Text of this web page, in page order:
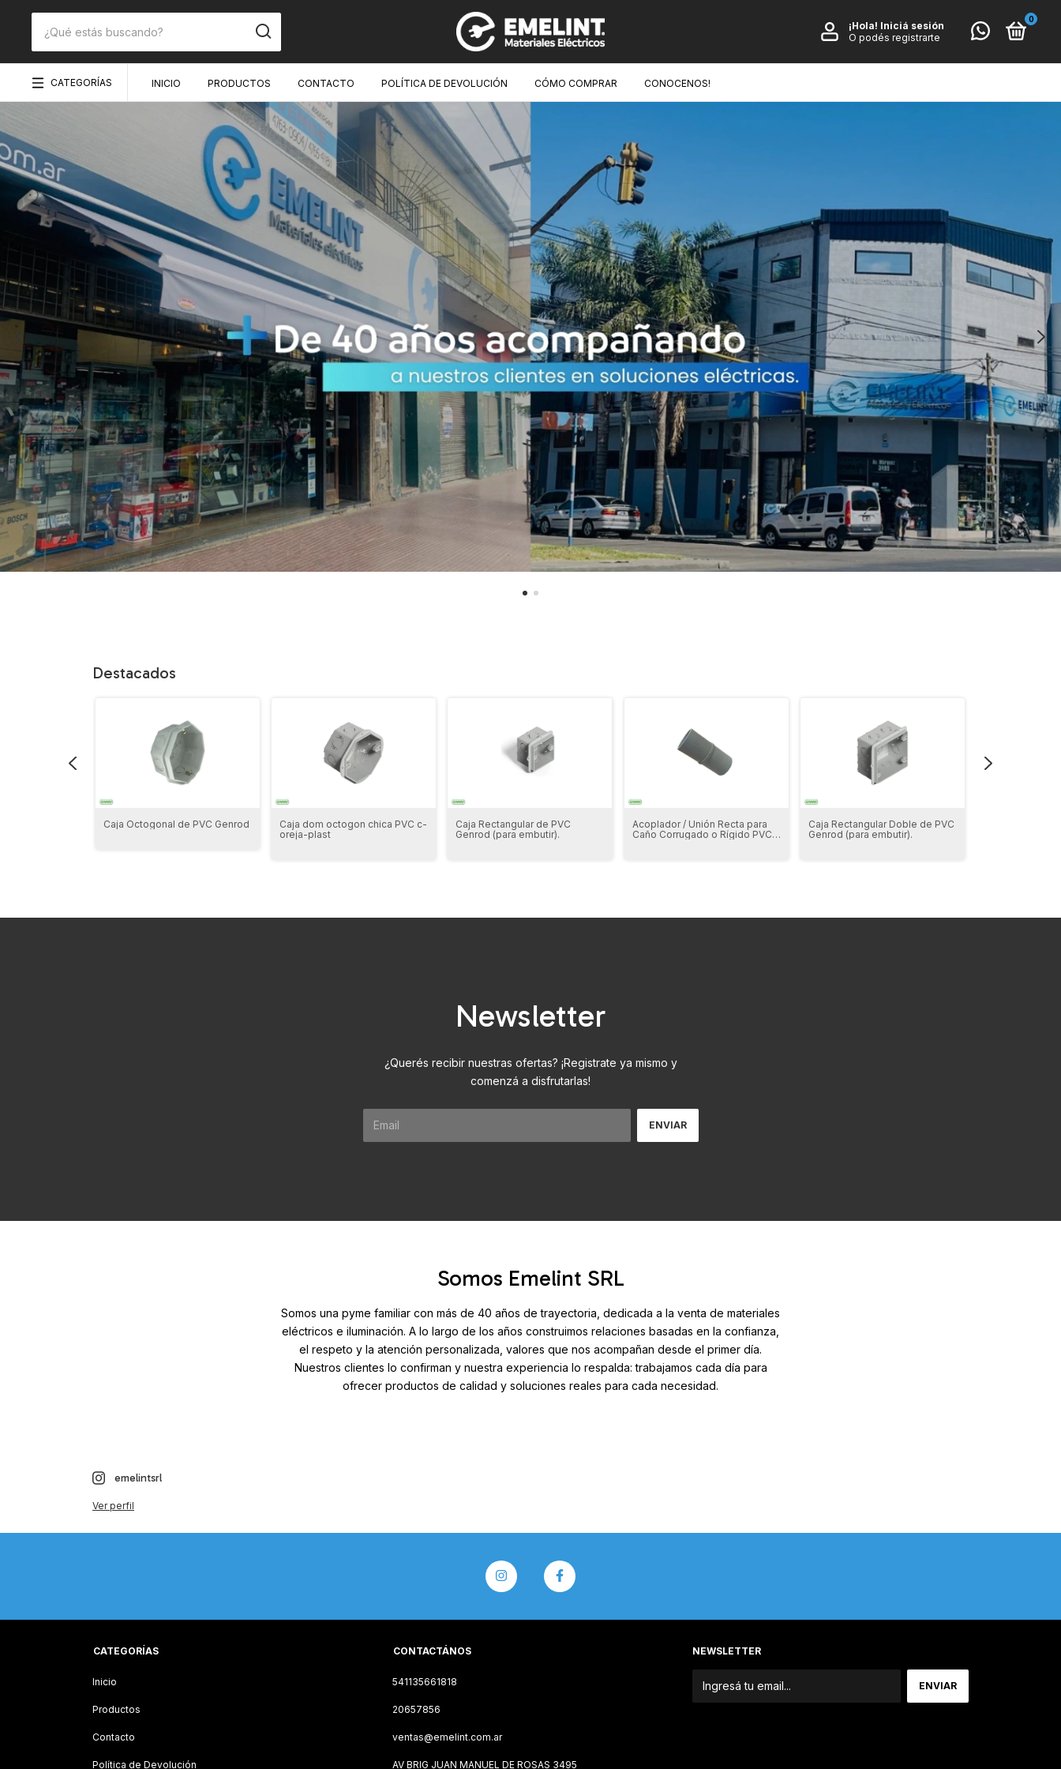
¡Hola! Iniciá sesión
O podés registrarte
0
CATEGORÍAS INICIO PRODUCTOS CONTACTO POLÍTICA DE DEVOLUCIÓN CÓMO COMPRAR CONOCENOS!
Destacados
Caja Octogonal de PVC Genrod
Caja dom octogon chica PVC c-
oreja-plast
Caja Rectangular de PVC
Genrod (para embutir).
Acoplador / Unión Recta para
Caño Corrugado o Rígido PVC
Caja Rectangular Doble de PVC
Genrod (para embutir).
Newsletter
¿Querés recibir nuestras ofertas? ¡Registrate ya mismo y
comenzá a disfrutarlas!
Somos Emelint SRL
Somos una pyme familiar con más de 40 años de trayectoria, dedicada a la venta de materiales
eléctricos e iluminación. A lo largo de los años construimos relaciones basadas en la confianza,
el respeto y la atención personalizada, valores que nos acompañan desde el primer día.
Nuestros clientes lo confirman y nuestra experiencia lo respalda: trabajamos cada día para
ofrecer productos de calidad y soluciones reales para cada necesidad.
emelintsrl
Ver perfil
CATEGORÍAS
Inicio
Productos
Contacto
Política de Devolución
CONTACTÁNOS
541135661818
20657856
ventas@emelint.com.ar
AV BRIG JUAN MANUEL DE ROSAS 3495
NEWSLETTER